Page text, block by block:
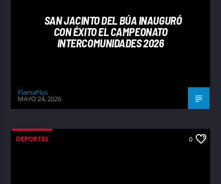
SAN JACINTO DEL BÚA INAUGURÓ
CON ÉXITO EL CAMPEONATO
INTERCOMUNIDADES 2026
FlamaPlus
MAYO 24, 2026
DEPORTES 0